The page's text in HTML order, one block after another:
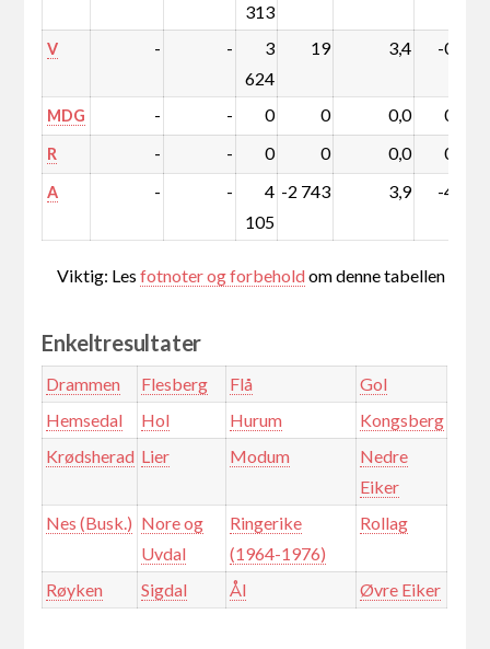
313
V - -
3
624
19 3,4 -0,7
MDG - - 0 0 0,0 0,0
R - - 0 0 0,0 0,0
A - -
4
105
-2 743 3,9 -4,0
Viktig: Lesfotnoter og forbeholdom denne tabellen
Enkeltresultater
Drammen Flesberg Flå
Gol
Hemsedal
Hol Hurum
Kongsberg
Krødsherad Lier Modum
Nedre
Eiker
Nes (Busk.) Nore og
Uvdal
Ringerike
(1964-1976)
Rollag
Røyken Sigdal Ål Øvre Eiker